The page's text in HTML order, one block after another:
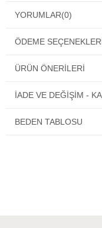
Ürün içinden kendi
Ürününüzün uzun
Eros Ese 20000
YORUMLAR(0)
ÖDEME
ÜRÜN ÖNERILERI
İADE VE DEĞİŞİM -
BEDEN TABLOSU